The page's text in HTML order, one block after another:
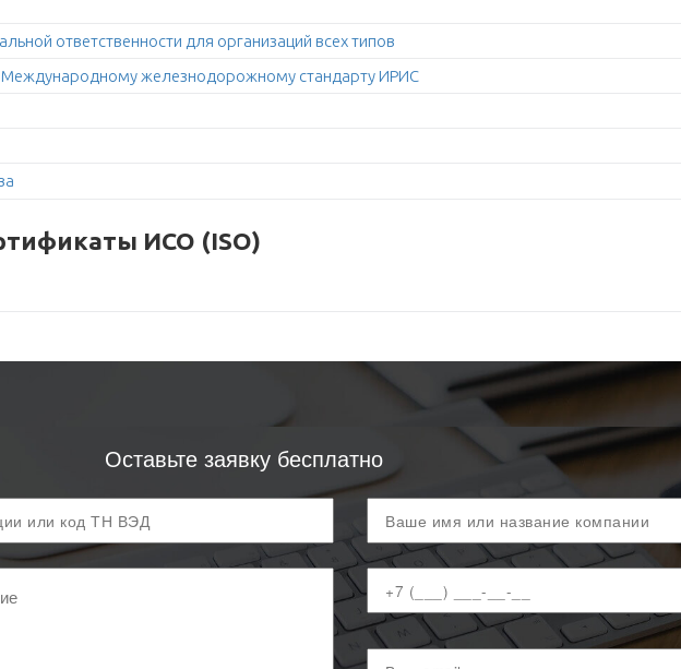
ответственности для организаций всех типов
Международному железнодорожному стандарту ИРИС
ИСО (ISO)
Оставьте заявку бесплатно
имя
телефон